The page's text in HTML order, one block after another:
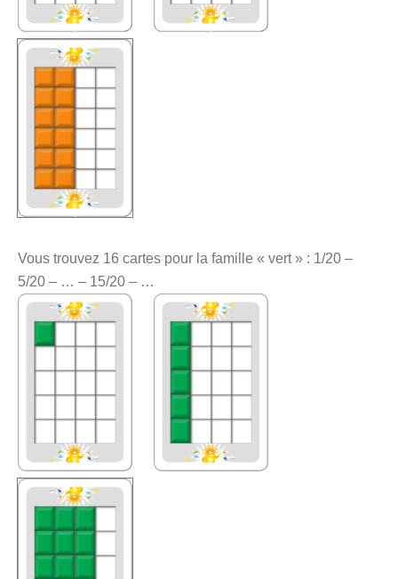
Vous trouvez 16 cartes pour la famille « vert » : 1/20 –
5/20 – … – 15/20 – …